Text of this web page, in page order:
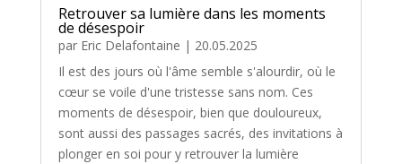
Retrouver sa lumière dans les moments
de désespoir
par Eric Delafontaine | 20.05.2025
Il est des jours où l'âme semble s'alourdir, où le
cœur se voile d'une tristesse sans nom. Ces
moments de désespoir, bien que douloureux,
sont aussi des passages sacrés, des invitations à
plonger en soi pour y retrouver la lumière